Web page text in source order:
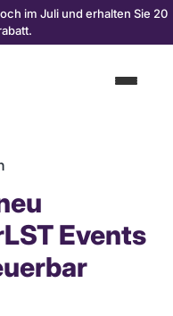
im Juli und erhalten Sie 20
Events